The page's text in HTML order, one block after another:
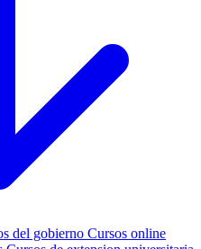
del gobierno Cursos online